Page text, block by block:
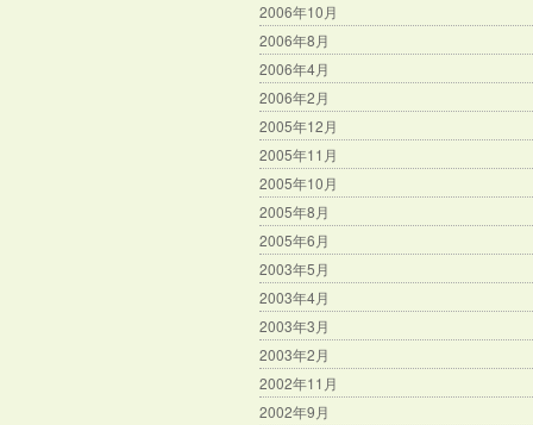
2006年10月
2006年8月
2006年4月
2006年2月
2005年12月
2005年11月
2005年10月
2005年8月
2005年6月
2003年5月
2003年4月
2003年3月
2003年2月
2002年11月
2002年9月